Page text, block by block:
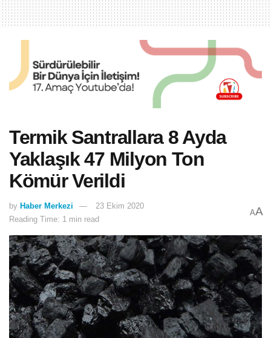
Termik Santrallara 8 Ayda
Yaklaşık 47 Milyon Ton
Kömür Verildi
by Haber Merkezi
23 Ekim 2020
Reading Time: 1 min read
AA